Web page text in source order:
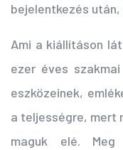
bejelentkezés
Ami a kiállításon
ezer éves
eszközeinek,
a teljességre, mert
maguk elé.